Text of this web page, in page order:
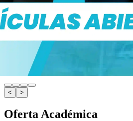
< >
Oferta Académica